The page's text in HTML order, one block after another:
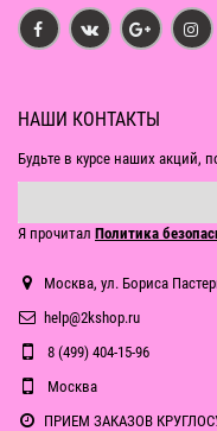
НАШИ КОНТАКТЫ
Будьте в курсе наших акций,
Я прочитал Политика
Москва, ул. Бориса
help@2kshop.ru
8 (499) 404-15-96
Москва
ПРИЕМ ЗАКАЗОВ